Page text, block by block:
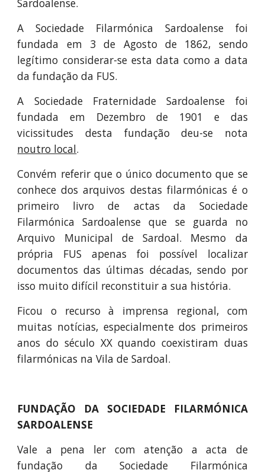
Sardoalense.
A Sociedade Filarmónica Sardoalense foi
fundada em 3 de Agosto de 1862, sendo
legítimo considerar-se esta data como a data
da fundação da FUS.
A Sociedade Fraternidade Sardoalense foi
fundada em Dezembro de 1901 e das
vicissitudes desta fundação deu-se nota
noutro local.
Convém referir que o único documento que se
conhece dos arquivos destas filarmónicas é o
primeiro livro de actas da Sociedade
Filarmónica Sardoalense que se guarda no
Arquivo Municipal de Sardoal. Mesmo da
própria FUS apenas foi possível localizar
documentos das últimas décadas, sendo por
isso muito difícil reconstituir a sua história.
Ficou o recurso à imprensa regional, com
muitas notícias, especialmente dos primeiros
anos do século XX quando coexistiram duas
filarmónicas na Vila de Sardoal.
FUNDAÇÃO DA SOCIEDADE FILARMÓNICA
SARDOALENSE
Vale a pena ler com atenção a acta de
fundação da Sociedade Filarmónica